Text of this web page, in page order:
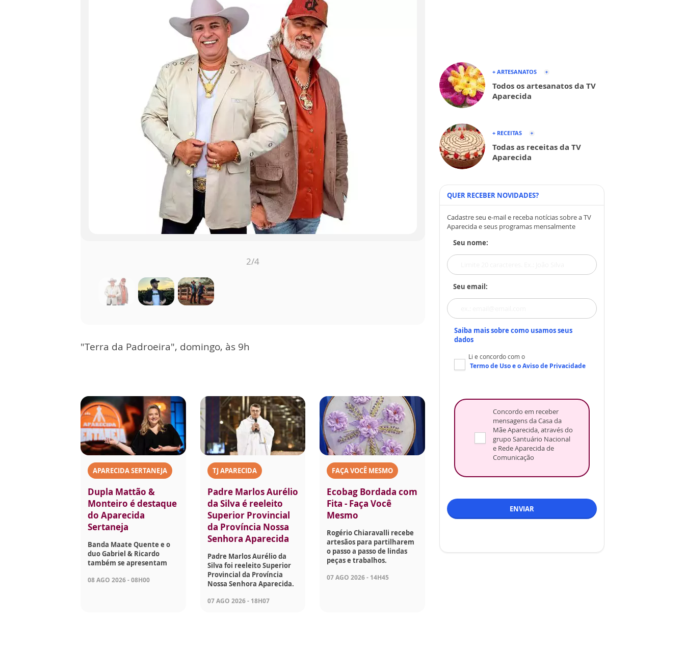
3/4
"Terra da Padroeira", domingo, às 9h
APARECIDA SERTANEJA
Dupla Mattão &
Monteiro é destaque
do Aparecida
Sertaneja
Banda Maate Quente e o
duo Gabriel & Ricardo
também se apresentam
08 AGO 2026 - 08H00
TJ APARECIDA
Padre Marlos Aurélio
da Silva é reeleito
Superior Provincial
da Província Nossa
Senhora Aparecida
Padre Marlos Aurélio da
Silva foi reeleito Superior
Provincial da Província
Nossa Senhora Aparecida.
07 AGO 2026 - 18H07
FAÇA VOCÊ MESMO
Ecobag Bordada com
Fita - Faça Você
Mesmo
Rogério Chiaravalli recebe
artesãos para partilharem
o passo a passo de lindas
peças e trabalhos.
07 AGO 2026 - 14H45
+ ARTESANATOS
Todos os artesanatos da TV
Aparecida
+ RECEITAS
Todas as receitas da TV
Aparecida
QUER RECEBER NOVIDADES?
Cadastre seu e-mail e receba notícias sobre a TV
Aparecida e seus programas mensalmente
Seu nome:
Seu email:
Saiba mais sobre como usamos seus
dados
Li e concordo com o
Termo de Usoe oAviso de Privacidade
Concordo em receber
mensagens da Casa da
Mãe Aparecida, através do
grupo Santuário Nacional
e Rede Aparecida de
Comunicação
ENVIAR